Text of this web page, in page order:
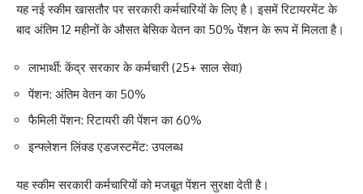
यह नई स्कीम खासतौर पर सरकारी कर्मचारियों के लिए है। इसमें रिटायरमेंट के
बाद अंतिम 12 महीनों के औसत बेसिक वेतन का 50% पेंशन के रूप में मिलता है।
लाभार्थी: केंद्र सरकार के कर्मचारी (25+ साल सेवा)
पेंशन: अंतिम वेतन का 50%
फैमिली पेंशन: रिटायरी की पेंशन का 60%
इन्फ्लेशन लिंक्ड एडजस्टमेंट: उपलब्ध
यह स्कीम सरकारी कर्मचारियों को मजबूत पेंशन सुरक्षा देती है।